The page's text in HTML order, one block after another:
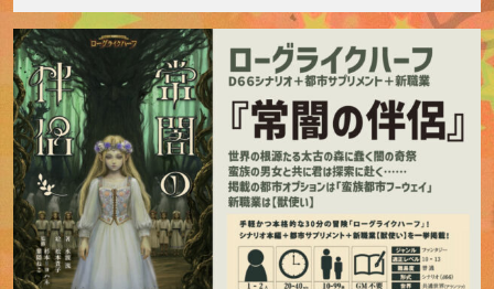
月
19
日